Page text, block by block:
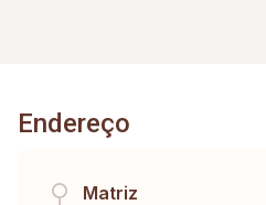
Endereço
Matriz